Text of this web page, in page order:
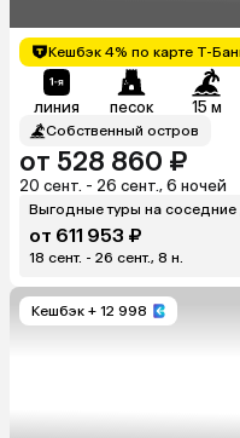
Кешбэк 4% по карте Т-
линия песок 15 м
Собственный остров
от 528 860 ₽
20 сент. - 26 сент., 6 ночей
Выгодные туры на соседние
от 611 953 ₽
18 сент. - 26 сент., 8 н.
Кешбэк + 12 998